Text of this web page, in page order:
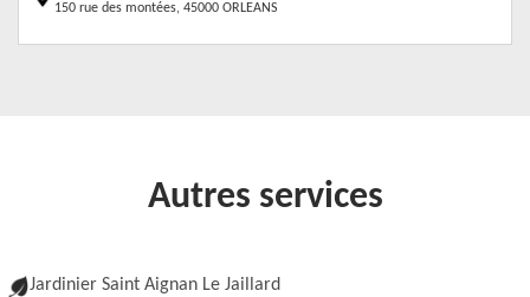
150 rue des montées, 45000 ORLEANS
Autres services
Jardinier Saint Aignan Le Jaillard